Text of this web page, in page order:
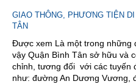
GIAO THÔNG, PHƯƠNG TIỆN
TÂN
Được xem Là một trong những
vậy Quận Bình Tân sở hữu và
chỉnh, tương đối với các tuyến
như: đường An Dương Vương,